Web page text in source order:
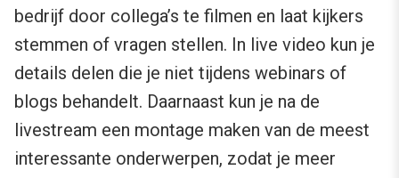
bedrijf door collega’s te filmen en laat kijkers
stemmen of vragen stellen. In live video kun je
details delen die je niet tijdens webinars of
blogs behandelt. Daarnaast kun je na de
livestream een montage maken van de meest
interessante onderwerpen, zodat je meer